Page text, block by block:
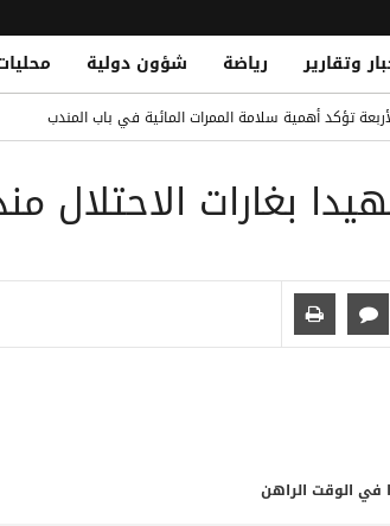
وتقارير رياضة شؤون دولية
تؤكد أهمية سلامة الممرات المائية في باب المندب
في منطقة هجدة بتعز
Yemen Central Bank Launches Unified Default Register to
في الوقت الراهن